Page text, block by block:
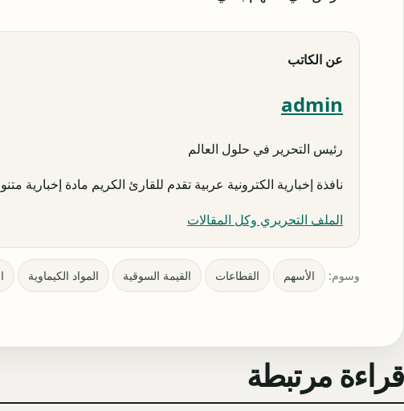
عن الكاتب
admin
رئيس التحرير في حلول العالم
نافذة إخبارية الكترونية عربية تقدم للقارئ الكريم مادة إخبارية
الملف التحريري وكل المقالات
وسوم: الأسهم القطاعات القيمة السوقية المواد الكيماوية
قراءة مرتبطة